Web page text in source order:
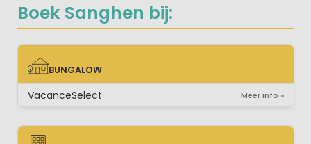
Boek Sanghen bij:
BUNGALOW
BUNGALOW
VacanceSelect Meer info »